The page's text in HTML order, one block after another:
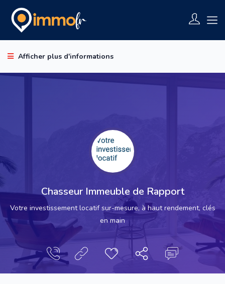
Afficher plus d'informations
Chasseur Immeuble de Rapport
Votre investissement locatif sur-mesure, à haut rendement, clés
en main